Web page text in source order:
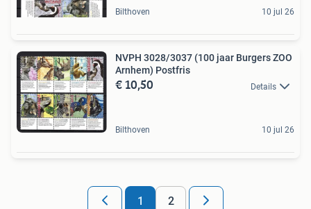
Bilthoven 10 jul 26
NVPH 3028/3037 (100 jaar Burgers ZOO
Arnhem) Postfris
€ 10,50 Details
Bilthoven 10 jul 26
1 2